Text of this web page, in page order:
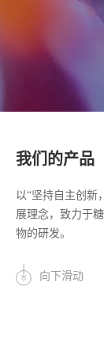
我们的产品
以“坚持自主创新
展理念，致力于
物的研发。
向下滑动